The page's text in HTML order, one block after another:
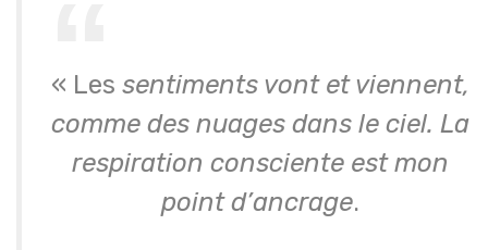
« Les sentiments vont et viennent,
comme des nuages dans le ciel. La
respiration consciente est mon
point d’ancrage.